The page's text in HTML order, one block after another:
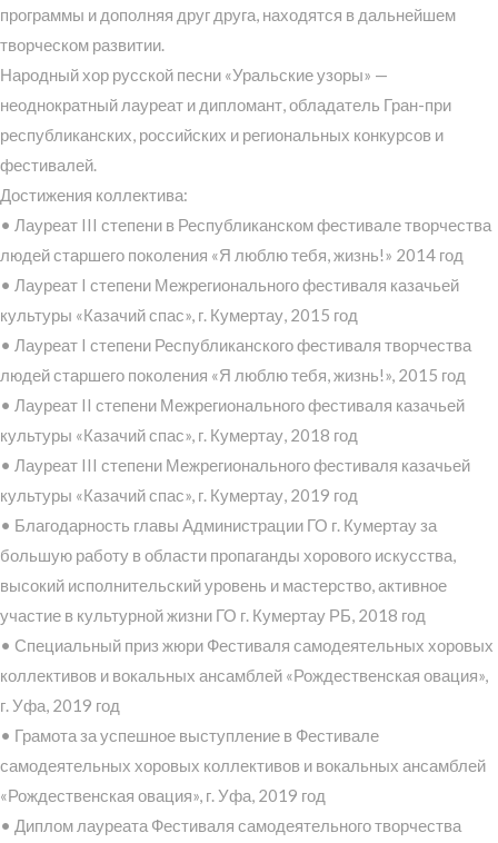
программы и дополняя друг друга, находятся в дальнейшем
творческом развитии.
Народный хор русской песни «Уральские узоры» —
неоднократный лауреат и дипломант, обладатель Гран-при
республиканских, российских и региональных конкурсов и
фестивалей.
Достижения коллектива:
• Лауреат III степени в Республиканском фестивале творчества
людей старшего поколения «Я люблю тебя, жизнь!» 2014 год
• Лауреат I степени Межрегионального фестиваля казачьей
культуры «Казачий спас», г. Кумертау, 2015 год
• Лауреат I степени Республиканского фестиваля творчества
людей старшего поколения «Я люблю тебя, жизнь!», 2015 год
• Лауреат II степени Межрегионального фестиваля казачьей
культуры «Казачий спас», г. Кумертау, 2018 год
• Лауреат III степени Межрегионального фестиваля казачьей
культуры «Казачий спас», г. Кумертау, 2019 год
• Благодарность главы Администрации ГО г. Кумертау за
большую работу в области пропаганды хорового искусства,
высокий исполнительский уровень и мастерство, активное
участие в культурной жизни ГО г. Кумертау РБ, 2018 год
• Специальный приз жюри Фестиваля самодеятельных хоровых
коллективов и вокальных ансамблей «Рождественская овация»,
г. Уфа, 2019 год
• Грамота за успешное выступление в Фестивале
самодеятельных хоровых коллективов и вокальных ансамблей
«Рождественская овация», г. Уфа, 2019 год
• Диплом лауреата Фестиваля самодеятельного творчества